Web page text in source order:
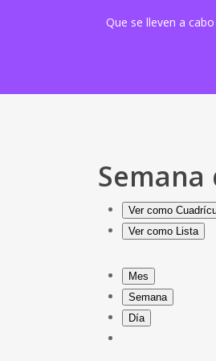
Que se lleven a
Ver como
Ver como Lista
Mes
Semana
Día